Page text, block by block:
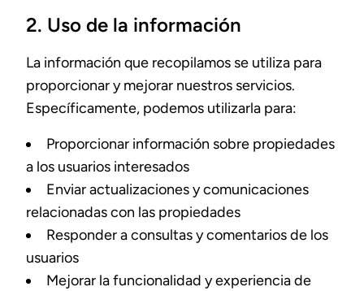
2. Uso de la información
La información que recopilamos se utiliza para
proporcionar y mejorar nuestros servicios.
Específicamente, podemos utilizarla para:
Proporcionar información sobre propiedades
a los usuarios interesados
Enviar actualizaciones y comunicaciones
relacionadas con las propiedades
Responder a consultas y comentarios de los
usuarios
Mejorar la funcionalidad y experiencia de